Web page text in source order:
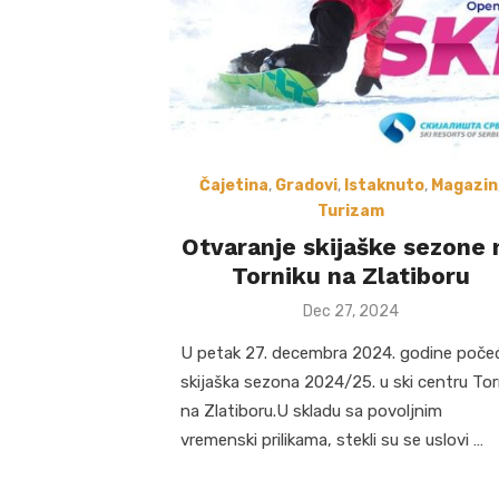
Čajetina, Gradovi, Istaknuto, Magazin
Turizam
Otvaranje skijaške sezone
Torniku na Zlatiboru
Posted
Dec 27, 2024
U petak 27. decembra 2024. godine
skijaška sezona 2024/25. u ski centru
na Zlatiboru.U skladu sa povoljnim
vremenski prilikama, stekli su se uslovi …